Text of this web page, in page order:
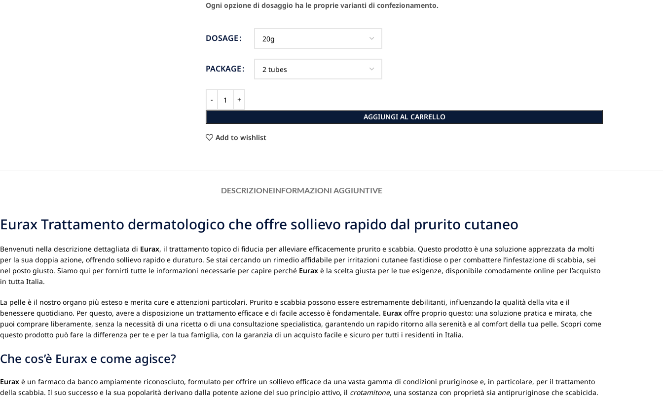
Ogni opzione di dosaggio ha le proprie varianti di confezionamento.
DOSAGE
PACKAGE
AGGIUNGI AL CARRELLO
Add to wishlist
DESCRIZIONEINFORMAZIONI AGGIUNTIVE
Eurax Trattamento dermatologico che offre sollievo rapido dal prurito cutaneo
Benvenuti nella descrizione dettagliata di Eurax, il trattamento topico di fiducia per alleviare efficacemente prurito e scabbia. Questo prodotto è una soluzione apprezzata da molti
per la sua doppia azione, offrendo sollievo rapido e duraturo. Se stai cercando un rimedio affidabile per irritazioni cutanee fastidiose o per combattere l’infestazione di scabbia, sei
nel posto giusto. Siamo qui per fornirti tutte le informazioni necessarie per capire perché Eurax è la scelta giusta per le tue esigenze, disponibile comodamente online per l’acquisto
in tutta Italia.
La pelle è il nostro organo più esteso e merita cure e attenzioni particolari. Prurito e scabbia possono essere estremamente debilitanti, influenzando la qualità della vita e il
benessere quotidiano. Per questo, avere a disposizione un trattamento efficace e di facile accesso è fondamentale. Eurax offre proprio questo: una soluzione pratica e mirata, che
puoi comprare liberamente, senza la necessità di una ricetta o di una consultazione specialistica, garantendo un rapido ritorno alla serenità e al comfort della tua pelle. Scopri come
questo prodotto può fare la differenza per te e per la tua famiglia, con la garanzia di un acquisto facile e sicuro per tutti i residenti in Italia.
Che cos’è Eurax e come agisce?
Eurax è un farmaco da banco ampiamente riconosciuto, formulato per offrire un sollievo efficace da una vasta gamma di condizioni pruriginose e, in particolare, per il trattamento
della scabbia. Il suo successo e la sua popolarità derivano dalla potente azione del suo principio attivo, il crotamitone, una sostanza con proprietà sia antipruriginose che scabicida.